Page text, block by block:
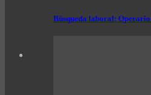
Búsqueda laboral: